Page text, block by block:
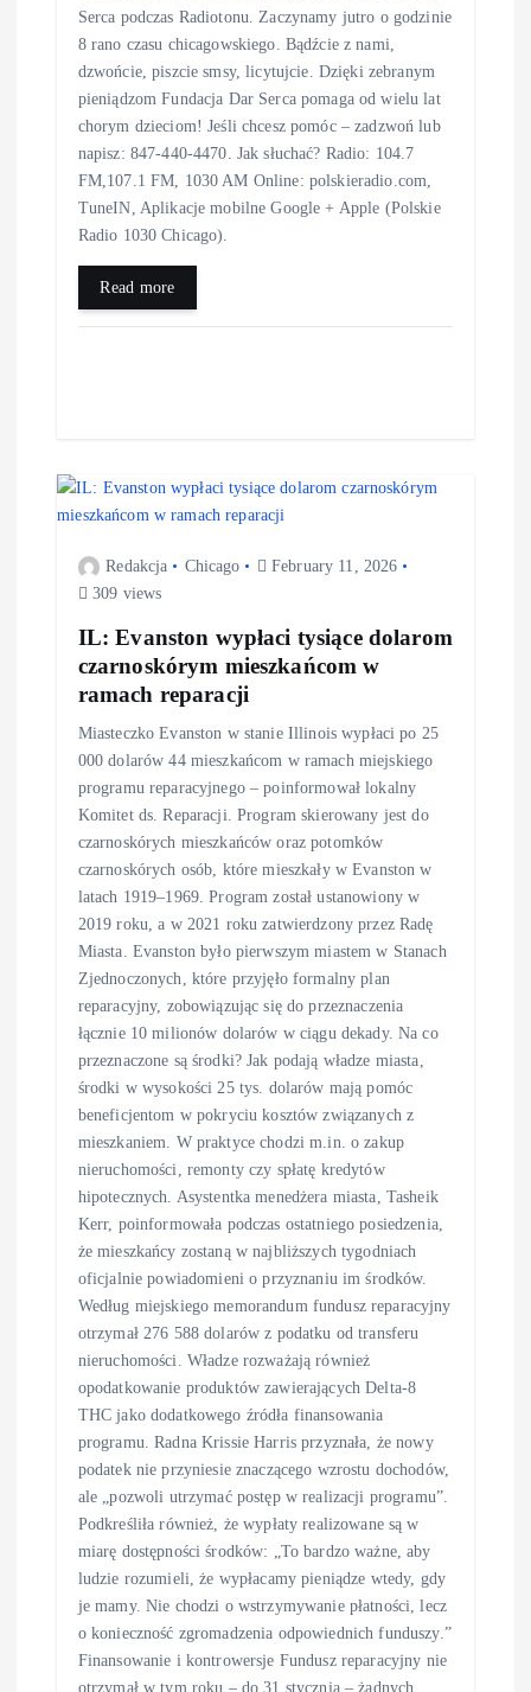
Serca podczas Radiotonu. Zaczynamy jutro o godzinie
8 rano czasu chicagowskiego. Bądźcie z nami,
dzwońcie, piszcie smsy, licytujcie. Dzięki zebranym
pieniądzom Fundacja Dar Serca pomaga od wielu lat
chorym dzieciom! Jeśli chcesz pomóc – zadzwoń lub
napisz: 847-440-4470. Jak słuchać? Radio: 104.7
FM,107.1 FM, 1030 AM Online: polskieradio.com,
TuneIN, Aplikacje mobilne Google + Apple (Polskie
Radio 1030 Chicago).
Read more
Redakcja Chicago
February 11, 2026
309 views
IL: Evanston wypłaci tysiące dolarom
czarnoskórym mieszkańcom w
ramach reparacji
Miasteczko Evanston w stanie Illinois wypłaci po 25
000 dolarów 44 mieszkańcom w ramach miejskiego
programu reparacyjnego – poinformował lokalny
Komitet ds. Reparacji. Program skierowany jest do
czarnoskórych mieszkańców oraz potomków
czarnoskórych osób, które mieszkały w Evanston w
latach 1919–1969. Program został ustanowiony w
2019 roku, a w 2021 roku zatwierdzony przez Radę
Miasta. Evanston było pierwszym miastem w Stanach
Zjednoczonych, które przyjęło formalny plan
reparacyjny, zobowiązując się do przeznaczenia
łącznie 10 milionów dolarów w ciągu dekady. Na co
przeznaczone są środki? Jak podają władze miasta,
środki w wysokości 25 tys. dolarów mają pomóc
beneficjentom w pokryciu kosztów związanych z
mieszkaniem. W praktyce chodzi m.in. o zakup
nieruchomości, remonty czy spłatę kredytów
hipotecznych. Asystentka menedżera miasta, Tasheik
Kerr, poinformowała podczas ostatniego posiedzenia,
że mieszkańcy zostaną w najbliższych tygodniach
oficjalnie powiadomieni o przyznaniu im środków.
Według miejskiego memorandum fundusz reparacyjny
otrzymał 276 588 dolarów z podatku od transferu
nieruchomości. Władze rozważają również
opodatkowanie produktów zawierających Delta-8
THC jako dodatkowego źródła finansowania
programu. Radna Krissie Harris przyznała, że nowy
podatek nie przyniesie znaczącego wzrostu dochodów,
ale „pozwoli utrzymać postęp w realizacji programu”.
Podkreśliła również, że wypłaty realizowane są w
miarę dostępności środków: „To bardzo ważne, aby
ludzie rozumieli, że wypłacamy pieniądze wtedy, gdy
je mamy. Nie chodzi o wstrzymywanie płatności, lecz
o konieczność zgromadzenia odpowiednich funduszy.”
Finansowanie i kontrowersje Fundusz reparacyjny nie
otrzymał w tym roku – do 31 stycznia – żadnych